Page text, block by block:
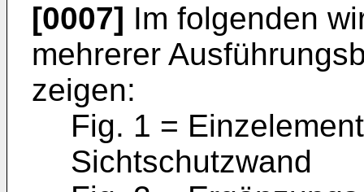
[0007] Im folgenden
mehrerer
zeigen:
Fig. 1 =
Sichtschutzwand